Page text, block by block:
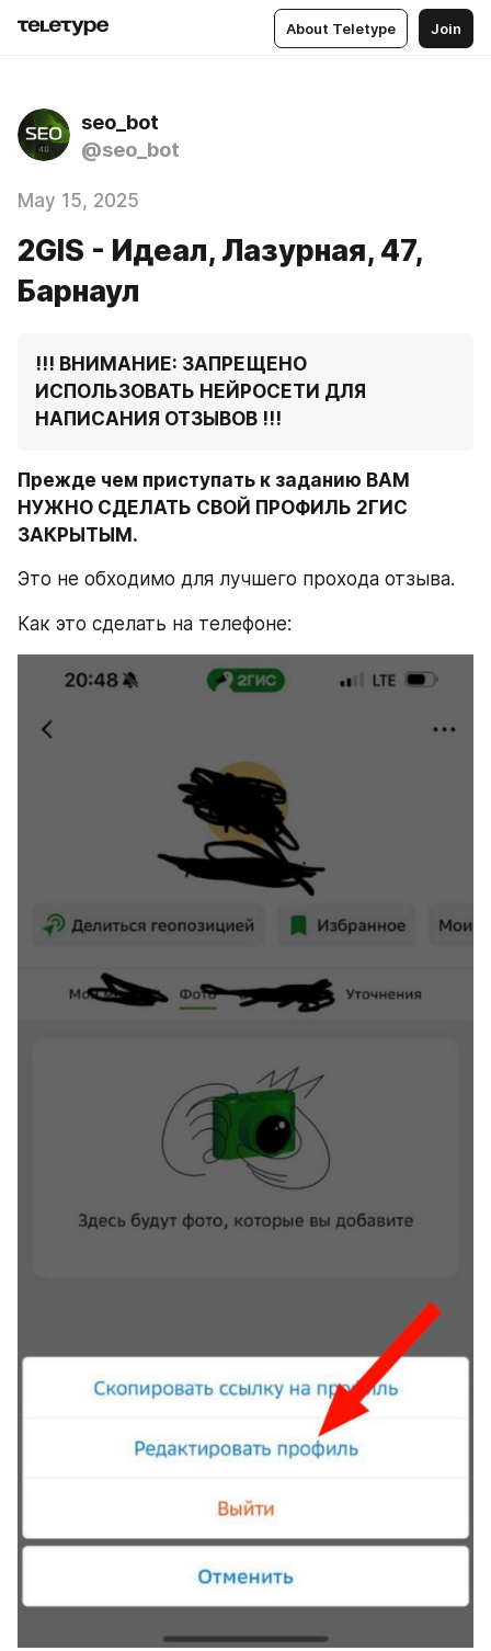
About Teletype Join
seo_bot
@seo_bot
May 15, 2025
2GIS - Идеал, ​Лазурная, 47,
Барнаул
!!! ВНИМАНИЕ: ЗАПРЕЩЕНО
ИСПОЛЬЗОВАТЬ НЕЙРОСЕТИ ДЛЯ
НАПИСАНИЯ ОТЗЫВОВ !!!
Прежде чем приступать к заданию ВАМ
НУЖНО СДЕЛАТЬ СВОЙ ПРОФИЛЬ 2ГИС
ЗАКРЫТЫМ.
Это не обходимо для лучшего прохода отзыва.
Как это сделать на телефоне: